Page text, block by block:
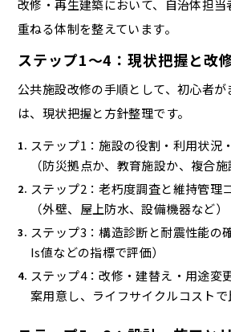
改修・再生建築において、自治体担当
重ねる体制を整えています。
ステップ1〜4：現状把握と改
公共施設改修の手順として、初心者
は、現状把握と方針整理です。
ステップ1：施設の役割・利用状況
（防災拠点か、教育施設か、複合施
ステップ2：老朽度調査と維持管理
（外壁、屋上防水、設備機器など）
ステップ3：構造診断と耐震性能の
Is値などの指標で評価）
ステップ4：改修・建替え・用途変
案用意し、ライフサイクルコスト